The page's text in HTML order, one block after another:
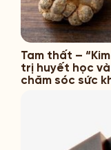
Tam thất –
trị huyết học
chăm sóc sức